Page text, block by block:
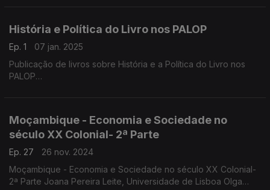
História e Política do Livro nos PALOP
Ep. 1
07 jan. 2025
Publicação de livros sobre História e a Política do Livro nos
PALOP
Moçambique - Economia e Sociedade no
século XX Colonial- 2ª Parte
Ep. 27
26 nov. 2024
Moçambique - Economia e Sociedade no século XX Colonial-
2ª Parte Joana Pereira Leite, Universidade de Lisboa Olga